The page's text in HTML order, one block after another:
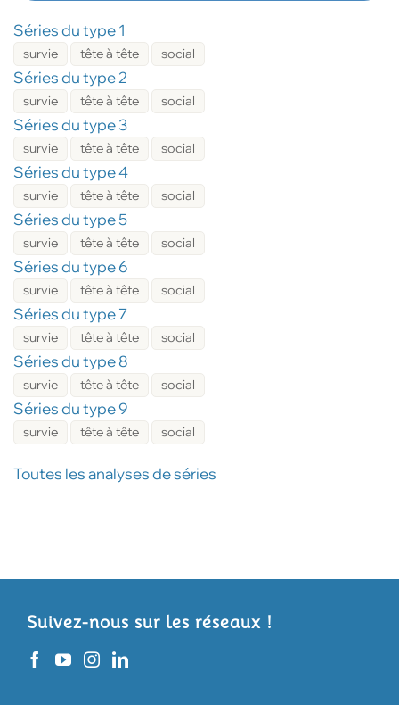
Séries du type 1
survie tête à tête social
Séries du type 2
survie tête à tête social
Séries du type 3
survie tête à tête social
Séries du type 4
survie tête à tête social
Séries du type 5
survie tête à tête social
Séries du type 6
survie tête à tête social
Séries du type 7
survie tête à tête social
Séries du type 8
survie tête à tête social
Séries du type 9
survie tête à tête social
Toutes les analyses de séries
Suivez-nous sur les réseaux !